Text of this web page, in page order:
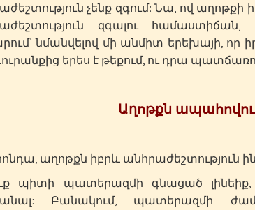
չենք զգում: Նա, ով աղոթքի
զգալու
նմանվելով մի անմիտ երեխայի, որ
երես է թեքում, ու դրա
Աղոթքն
աղոթքն իբրև անհրաժեշտություն
պիտի պատերազմի գնացած լինեիք,
Բանակում, պատերազմի